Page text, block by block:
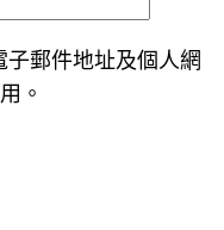
郵件地址及個人網
。